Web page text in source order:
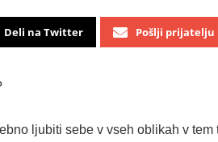
Deli na Twitter Pošlji prijatelju
ljubiti sebe v vseh oblikah v